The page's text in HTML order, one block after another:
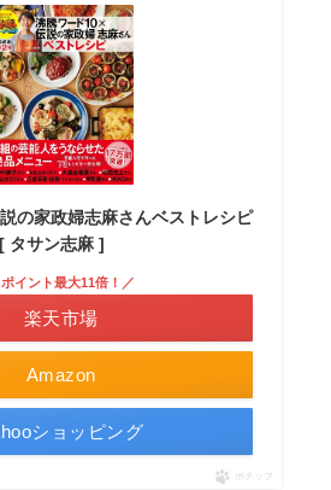
の家政婦志麻さんベストレシピ
タサン志麻 ]
Amazon
ポイント最大11倍！／
楽天市場
ショッピング
ポチップ